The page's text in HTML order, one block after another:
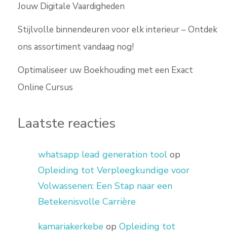
Jouw Digitale Vaardigheden
Stijlvolle binnendeuren voor elk interieur – Ontdek
ons assortiment vandaag nog!
Optimaliseer uw Boekhouding met een Exact
Online Cursus
Laatste reacties
whatsapp lead generation tool op
Opleiding tot Verpleegkundige voor
Volwassenen: Een Stap naar een
Betekenisvolle Carrière
kamariakerkebe op Opleiding tot